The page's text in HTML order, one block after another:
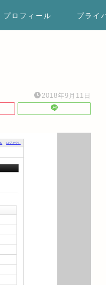
プロフィール プライ
2018年9月11日